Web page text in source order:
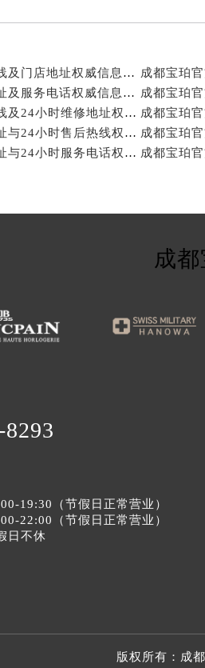
成都宝珀官方售后服务中心｜官方热线及门店地址权威信息公示（2026年7月最新）
成都宝珀官方售后服务中心｜详细地址及服务电话权威信息公示（2026年7月最新）
成都宝珀官方售后服务中心｜官方热线及24小时维修地址权威信息公示（2026年7月最新）
成都宝珀官方售后服务中心｜完整地址与24小时售后热线权威信息公示（2026年7月最新）
成都宝珀官方售后服务中心｜网点地址与24小时服务电话权威信息公示（2026年7月最新）
成
19:30（节假日正常营业）
22:00（节假日正常营业）
日不休
版权所有： 成